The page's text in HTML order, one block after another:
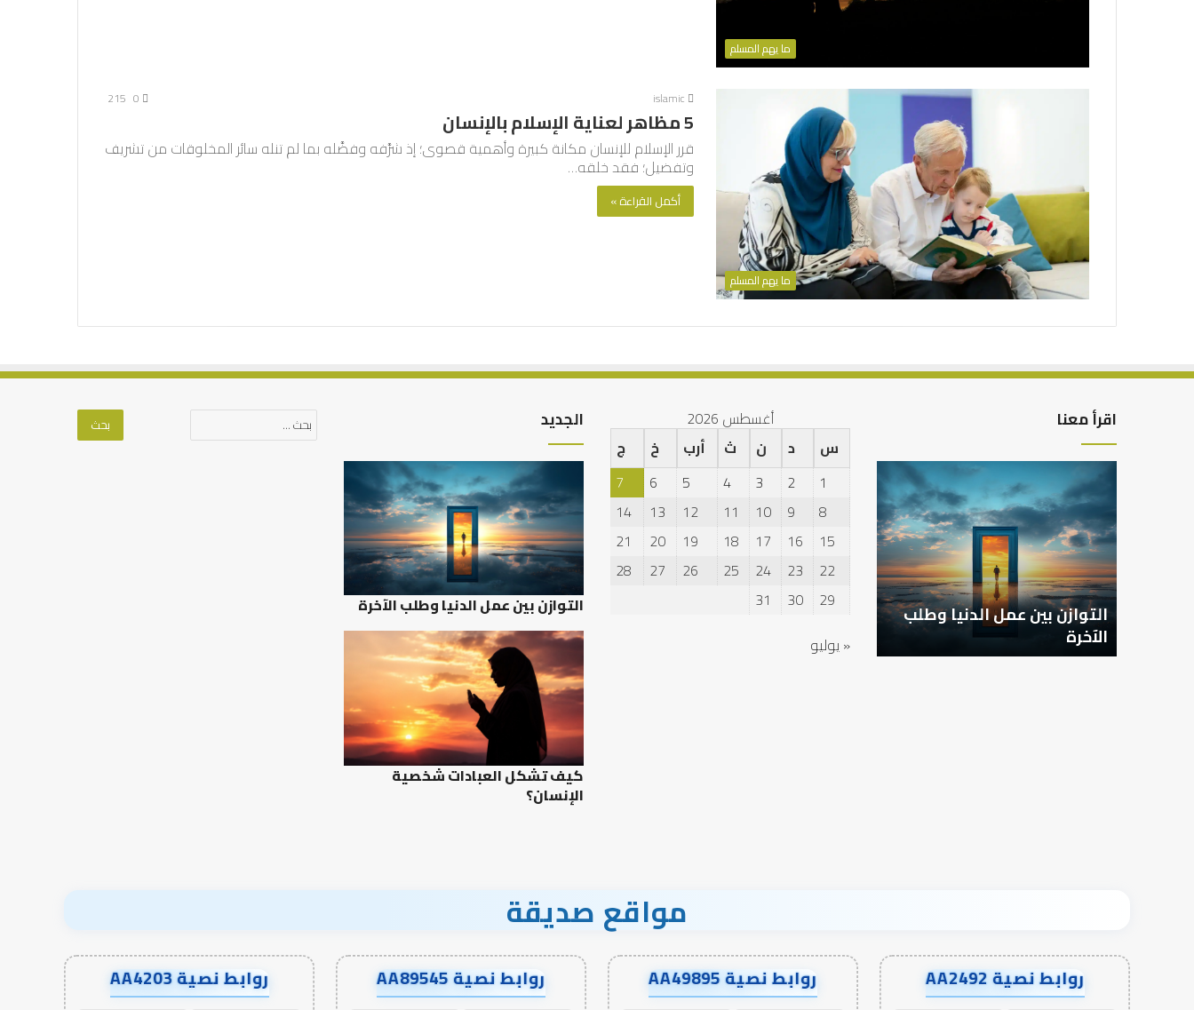
ما يهم المسلم
ما يهم المسلم
islamic
0
215
5 مظاهر لعناية الإسلام بالإنسان
قرر الإسلام للإنسان مكانة كبيرة وأهمية قصوى؛ إذ شرَّفه وفضَّله بما لم تنله سائر المخلوقات من تشريف
وتفضيل؛ فقد خلقه…
أكمل القراءة »
اقرأ معنا
التوازن
عمل
الدنيا
وطلب
الآخرة
التوازن بين عمل الدنيا وطلب
الآخرة
أغسطس 2026
س
د ن ث أرب خ
ج
1
2
3
4
5
6
7
8
9
10
11
12
13
14
15
16
17
18
19
20
21
22
23
24
25
26
27
28
29
30
31
« يوليو
الجديد
التوازن بين عمل الدنيا وطلب الآخرة
كيف تشكل العبادات شخصية
الإنسان؟
البحث
عن:
مواقع صديقة
روابط نصية AA2492 روابط نصية AA49895 روابط نصية AA89545 روابط نصية AA4203